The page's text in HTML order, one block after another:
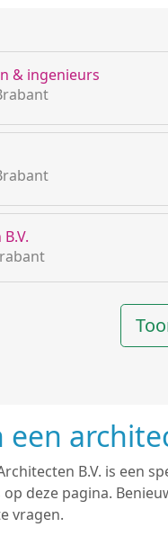
& ingenieurs
een
B.V. is een
deze pagina.
vragen.